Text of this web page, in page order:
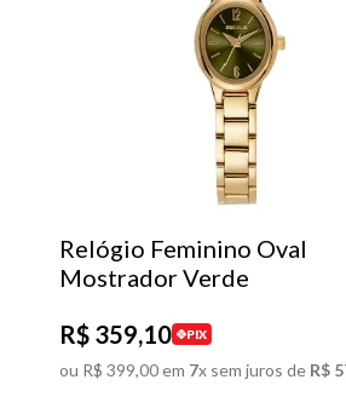
Relógio Feminino Oval
Mostrador Verde
R$ 359,10 PIX
ou R$ 399,00em 7x sem juros de R$